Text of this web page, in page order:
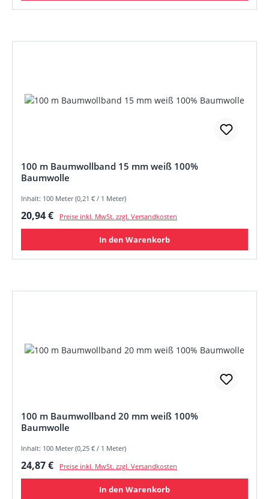
100 m Baumwollband 15 mm weiß 100%
Baumwolle
Inhalt: 100 Meter (0,21 € / 1 Meter)
Regulärer Preis:
20,94 € Preise inkl. MwSt. zzgl. Versandkosten
In den Warenkorb
100 m Baumwollband 20 mm weiß 100%
Baumwolle
Inhalt: 100 Meter (0,25 € / 1 Meter)
Regulärer Preis:
24,87 € Preise inkl. MwSt. zzgl. Versandkosten
In den Warenkorb